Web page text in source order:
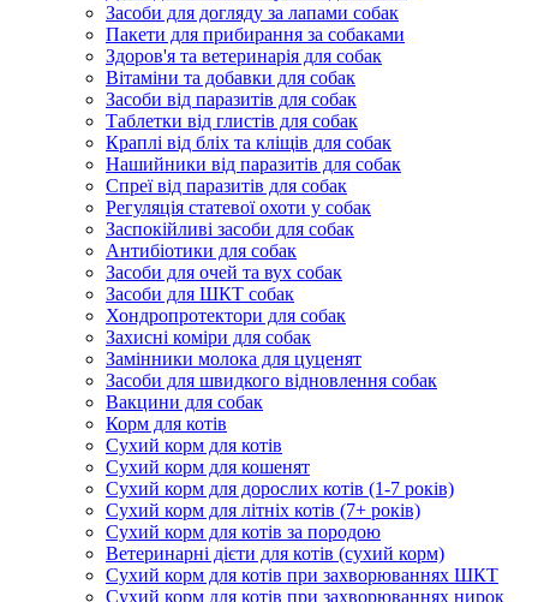
Засоби для догляду за лапами собак
Пакети для прибирання за собаками
Здоров'я та ветеринарія для собак
Вітаміни та добавки для собак
Засоби від паразитів для собак
Таблетки від глистів для собак
Краплі від бліх та кліщів для собак
Нашийники від паразитів для собак
Спреї від паразитів для собак
Регуляція статевої охоти у собак
Заспокійливі засоби для собак
Антибіотики для собак
Засоби для очей та вух собак
Засоби для ШКТ собак
Хондропротектори для собак
Захисні коміри для собак
Замінники молока для цуценят
Засоби для швидкого відновлення собак
Вакцини для собак
Корм для котів
Сухий корм для котів
Сухий корм для кошенят
Сухий корм для дорослих котів (1-7 років)
Сухий корм для літніх котів (7+ років)
Сухий корм для котів за породою
Ветеринарні дієти для котів (сухий корм)
Сухий корм для котів при захворюваннях ШКТ
Сухий корм для котів при захворюваннях нирок